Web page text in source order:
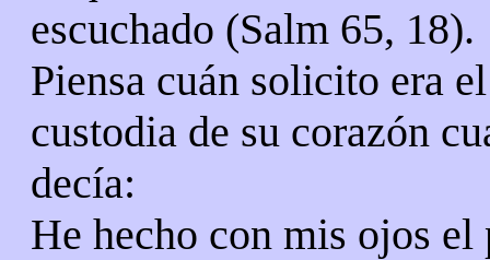
escuchado (Salm 65, 18).
Piensa cuán solicito era
custodia de su corazón
decía:
He hecho con mis ojos